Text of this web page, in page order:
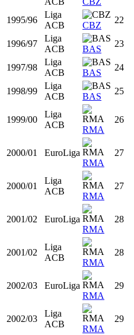
3 temporadas
Totales
18 temporadas
Liga ACB Prim. FEB
Temp Liga Equipo Edad
1993/94
Liga
ACB
HSC
20
1994/95
Liga
ACB
CBZ
21
1995/96
Liga
ACB
CBZ
22
BAS
Liga
BAS
1998/99
Liga
ACB
BAS
25
1999/00
ACB
RMA
26
2000/01
EuroLiga
RMA
27
2000/01
ACB
RMA
27
2001/02
EuroLiga
RMA
28